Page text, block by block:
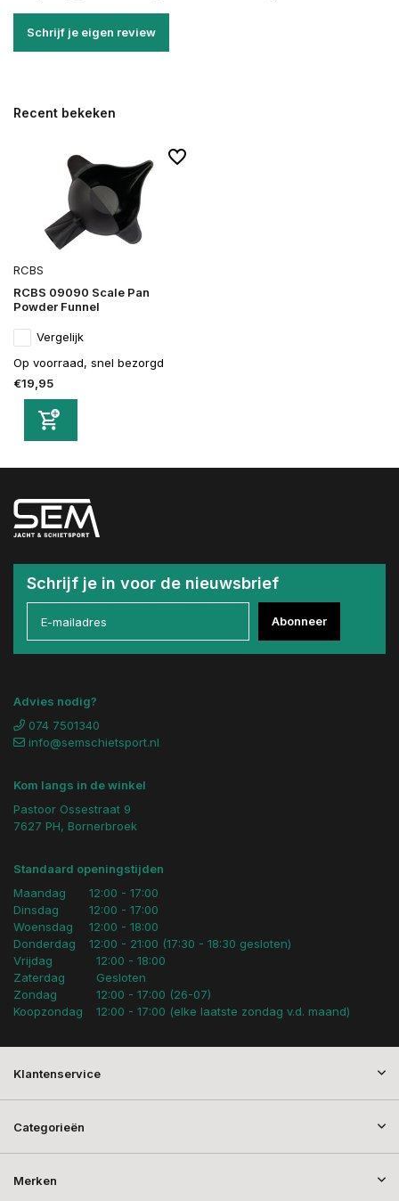
Schrijf je eigen review
Recent bekeken
RCBS
RCBS 09090 Scale Pan
Powder Funnel
Vergelijk
Op voorraad, snel bezorgd
€19,95
Schrijf je in voor de nieuwsbrief
Abonneer
Advies nodig?
074 7501340
info@semschietsport.nl
Kom langs in de winkel
Pastoor Ossestraat 9
7627 PH, Bornerbroek
Standaard openingstijden
Maandag
Dinsdag
Woensdag
Donderdag
12:00 - 17:00
12:00 - 17:00
12:00 - 18:00
12:00 - 21:00 (17:30 - 18:30 gesloten)
Vrijdag
Zaterdag
Zondag
Koopzondag
12:00 - 18:00
Gesloten
12:00 - 17:00 (26-07)
12:00 - 17:00 (elke laatste zondag v.d. maand)
Klantenservice
Categorieën
Merken